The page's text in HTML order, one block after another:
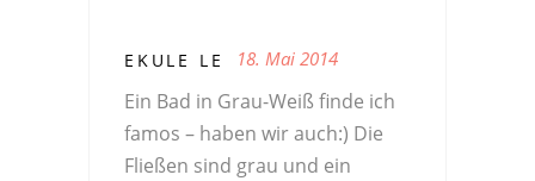
EKULE LE 18. Mai 2014
Ein Bad in Grau-Weiß finde ich
famos – haben wir auch:) Die
Fließen sind grau und ein